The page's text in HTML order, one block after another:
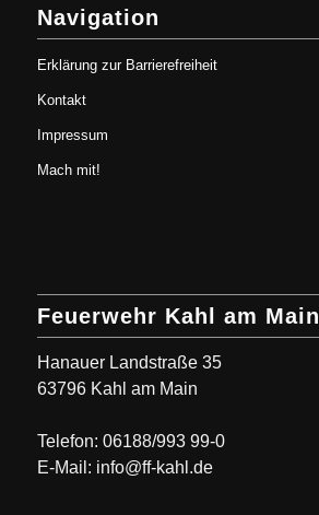
Navigation
Erklärung zur Barrierefreiheit
Kontakt
Impressum
Mach mit!
Feuerwehr Kahl am Main
Hanauer Landstraße 35
63796 Kahl am Main
Telefon: 06188/993 99-0
E-Mail: info@ff-kahl.de